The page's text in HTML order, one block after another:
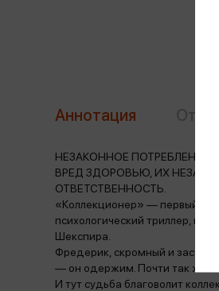
Аннотация
НЕЗАКОННОЕ ПОТРЕБЛЕНИЕ
ВРЕД ЗДОРОВЬЮ, ИХ
ОТВЕТСТВЕННОСТЬ.
«Коллекционер» — первый из
психологический триллер, в
Шекспира.
Фредерик, скромный и
— он одержим. Почти так же
И тут судьба благоволит